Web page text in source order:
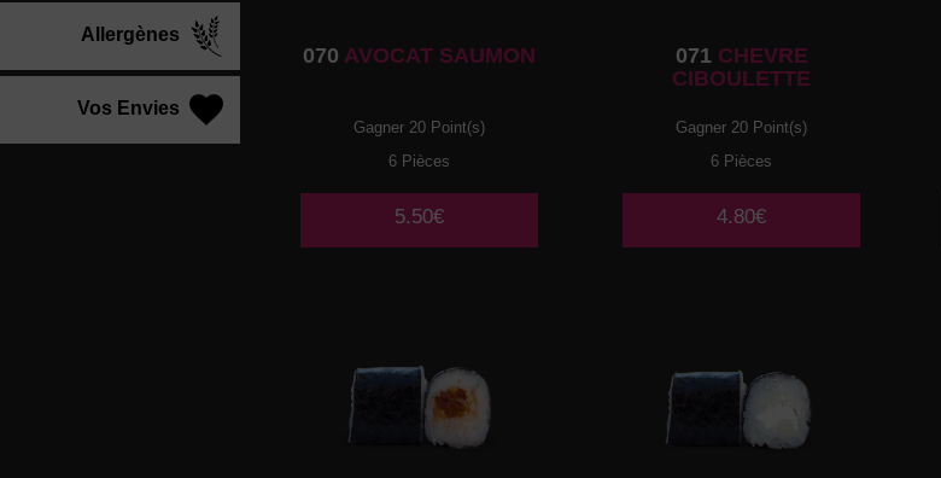
Allergènes
Vos Envies
070 AVOCAT SAUMON
Gagner 20 Point(s)
6 Pièces
5.50€
071CHEVRE
CIBOULETTE
Gagner 20 Point(s)
6 Pièces
4.80€